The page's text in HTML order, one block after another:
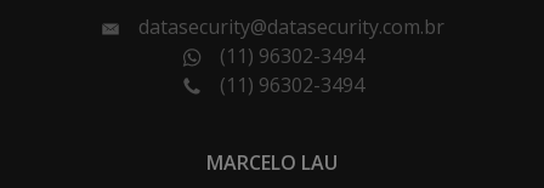
datasecurity@datasecurity.com.br
(11) 96302-3494
(11) 96302-3494
MARCELO LAU